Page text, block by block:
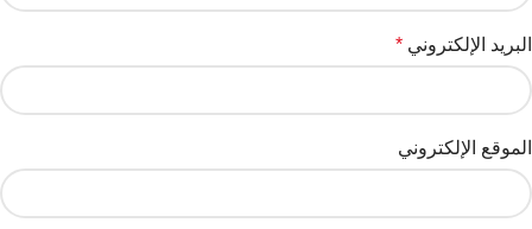
البريد الإلكتروني *
الموقع الإلكتروني